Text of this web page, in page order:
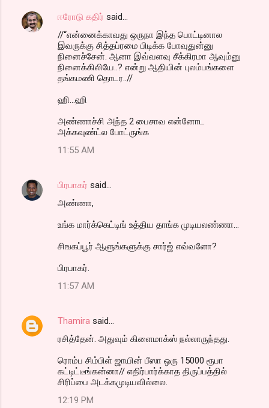
ஈரோடு கதிர் said…
//“என்னைக்காவது ஒருநா இந்த பொட்டினால
இவருக்கு சித்தப்ரமை பிடிக்க போவுதுன்னு
நினைச்சேன். ஆனா இவ்வளவு சீக்கிரமா ஆவும்னு
நினைக்கிலியே..? என்று ஆதியின் புலம்பங்களை
தங்கமணி தொடர..//
ஹி...ஹி
அண்ணாச்சி அந்த 2 பைசாவ என்னோட
அக்கவுண்ட்ல போட்ருங்க
11:55 AM
பிரபாகர் said…
அண்ணா,
உங்க மார்க்கெட்டிங் உத்திய தாங்க முடியலண்ணா...
சிஙகப்பூர் ஆளுங்களுக்கு சார்ஜ் எவ்வளோ?
பிரபாகர்.
11:57 AM
Thamira said…
ரசித்தேன். அதுவும் கிளைமாக்ஸ் நல்லாருந்தது.
ரொம்ப சிம்பிள் ஜாயின் பீஸா ஒரு 15000 ரூபா
கட்டிட்டீங்கன்னா// எதிர்பார்க்காத திருப்பத்தில்
சிரிப்பை அடக்கமுடியவில்லை.
12:19 PM